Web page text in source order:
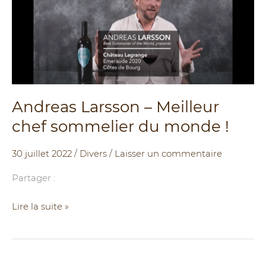
Andreas Larsson – Meilleur
chef sommelier du monde !
30 juillet 2022 / Divers / Laisser un commentaire
Partager :
Meilleur
sommelier
monde
Lire la suite »